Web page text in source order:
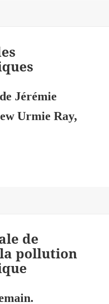
Jérémie
Urmie Ray,
des ondes
de
pollution